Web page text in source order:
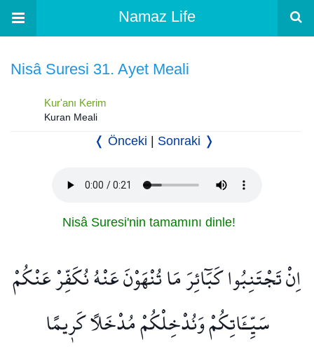
Namaz Life
Nisâ Suresi 31. Ayet Meali
Kur'anı Kerim
Kuran Meali
❬ Önceki Sonraki ❭
Nisâ Suresi'nin tamamını dinle!
اِنْ تَجْتَنِبُوا كَبَٓائِرَ مَا تُنْهَوْنَ عَنْهُ نُكَفِّرْ عَنْكُمْ
سَيِّـَٔاتِكُمْ وَنُدْخِلْكُمْ مُدْخَلًا كَر۪يمًا